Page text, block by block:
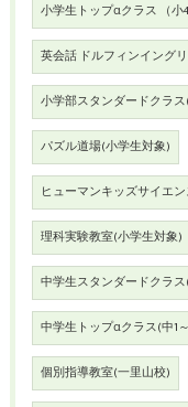
小学生トップαクラス （小
英会話 ドルフィンイング
小学部スタンダードクラ
パズル道場(小学生対象)
ヒューマンキッズサイエ
理科実験教室(小学生対象)
中学生スタンダードクラ
中学生トップαクラス(中1
個別指導教室(一里山校)